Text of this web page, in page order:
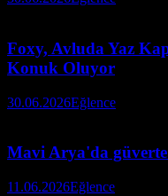
Foxy, Avluda Yaz
Konuk Oluyor
30.06.2026Eğlence
Mavi Arya'da
11.06.2026Eğlence